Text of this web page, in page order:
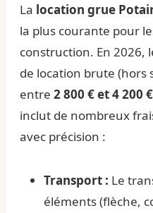
La location grue
la plus courante pour
construction. En 2026,
de location brute (hors
entre 2 800 € et 4 200 €
inclut de nombreux
avec précision :
Transport : Le
éléments (flèche,